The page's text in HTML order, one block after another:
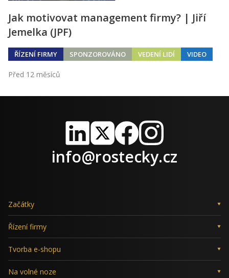
Jak motivovat management firmy? | Jiří
Jemelka (JPF)
ŘÍZENÍ FIRMY SPONZOROVÁNO VEDENÍ LIDÍ VIDEO
Před 12 měsíců
LinkedIn
X FacebookInstagram
info@rostecky.cz
Začátky
Řízení firmy
Tvorba e-shopu
Na volné noze